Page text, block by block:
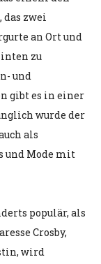
zwei
an Ort und
zu
und
gibt es in einer
wurde der
als
und Mode mit
populär, als
Crosby,
wird